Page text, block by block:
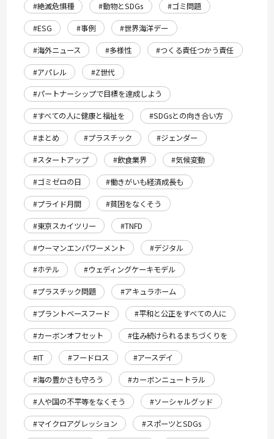
#絶滅危惧種 #動物とSDGs
#ゴミ問題
#ESG
#事例
#世界海洋デー
#海外ニュース
#多様性
#つくる責任つかう責任
#アパレル
#Z世代
#パートナーシップで目標を達成しよう
#すべての人に健康と福祉を
#SDGsとの向き合い方
#まとめ
#プラスチック
#ジェンダー
#スタートアップ
#飲食業界
#気候変動
#ゴミゼロの日
#働きがいも経済成長も
#プライド月間
#貧困をなくそう
#東京スカイツリー
#TNFD
#ウーマンエンパワーメント
#デジタル
#ホテル
#ウェディングケーキモデル
#プラスチック問題
#アキュラホーム
#プラントベースフード
#平和と公正をすべての人に
#カーボンオフセット
#住み続けられるまちづくりを
#IT
#フードロス
#アースデイ
#海の豊かさも守ろう
#カーボンニュートラル
#人や国の不平等をなくそう
#ソーシャルグッド
#マイクロアグレッション
#スポーツとSDGs